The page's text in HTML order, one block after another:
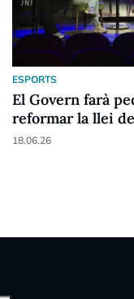
ESPORTS
El Govern farà
reformar la llei
18.06.26